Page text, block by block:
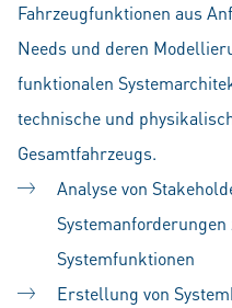
Fahrzeugfunktionen aus
Needs und deren
funktionalen
technische und
Gesamtfahrzeugs.
Analyse von
Systemfunktionen
Erstellung von